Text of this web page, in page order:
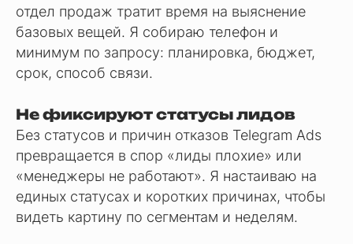
отдел продаж тратит время на выяснение
базовых вещей. Я собираю телефон и
минимум по запросу: планировка, бюджет,
срок, способ связи.
Не фиксируют статусы лидов
Без статусов и причин отказов Telegram Ads
превращается в спор «лиды плохие» или
«менеджеры не работают». Я настаиваю на
единых статусах и коротких причинах, чтобы
видеть картину по сегментам и неделям.